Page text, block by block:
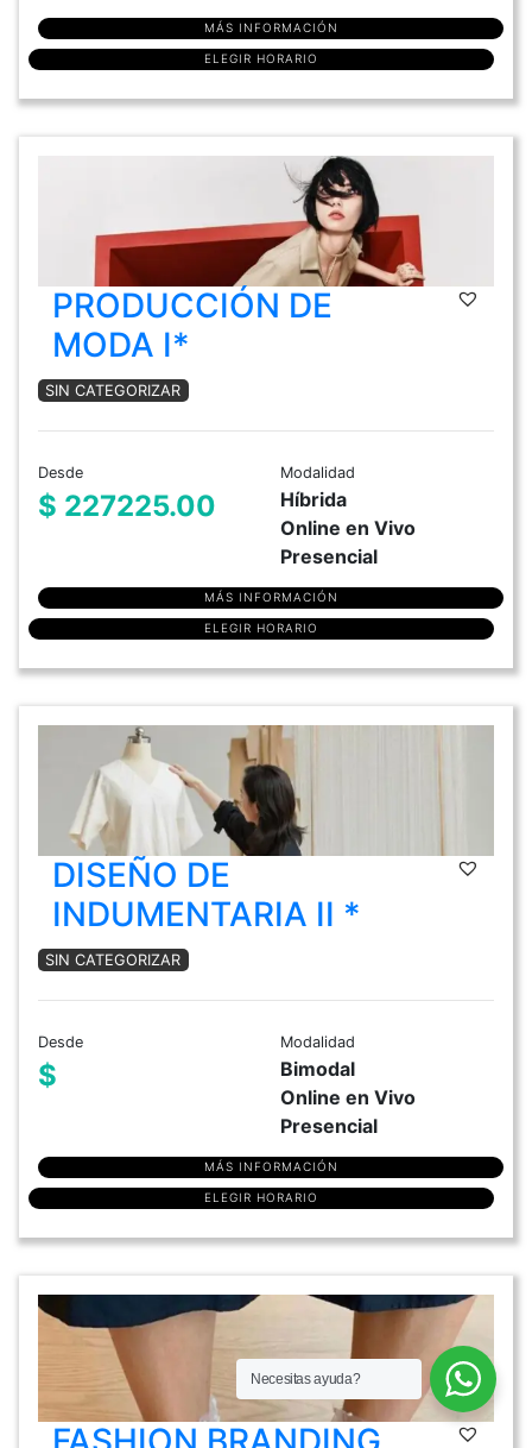
MÁS INFORMACIÓN
ELEGIR HORARIO
PRODUCCIÓN DE
MODA I*
SIN CATEGORIZAR
Desde
$ 227225.00
Modalidad
Híbrida
Online en Vivo
Presencial
MÁS INFORMACIÓN
ELEGIR HORARIO
DISEÑO DE
INDUMENTARIA II *
SIN CATEGORIZAR
Desde
$
Modalidad
Bimodal
Online en Vivo
Presencial
MÁS INFORMACIÓN
ELEGIR HORARIO
Necesitas ayuda?